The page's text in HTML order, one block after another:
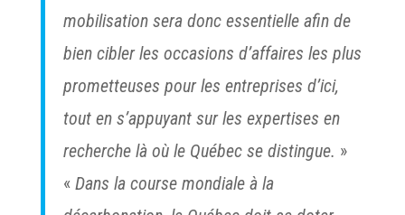
mobilisation sera donc essentielle afin de
bien cibler les occasions d’affaires les plus
prometteuses pour les entreprises d’ici,
tout en s’appuyant sur les expertises en
recherche là où le Québec se distingue. »
« Dans la course mondiale à la